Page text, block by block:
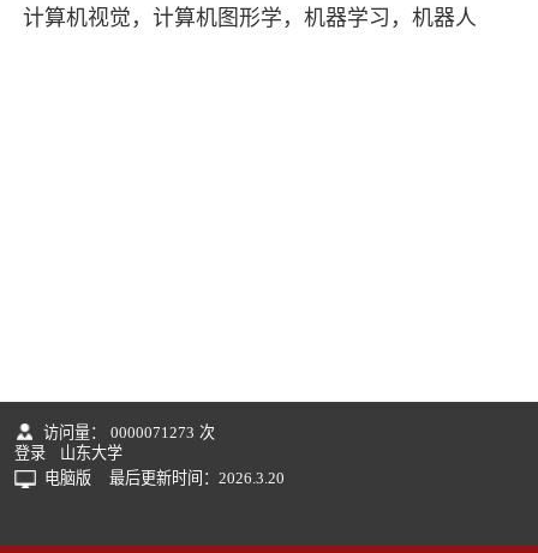
计算机视觉，计算机图形学，机器学习，机器人
访问量： 0000071273 次
登录
山东大学
电脑版
最后更新时间： 2026.3.20